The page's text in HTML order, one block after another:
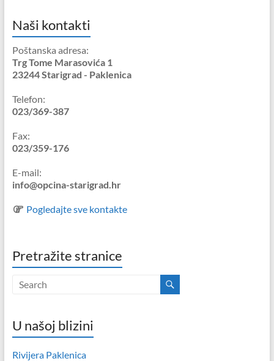
Naši kontakti
Poštanska adresa:
Trg Tome Marasovića 1
23244 Starigrad - Paklenica
Telefon:
023/369-387
Fax:
023/359-176
E-mail:
info@opcina-starigrad.hr
Pogledajte sve kontakte
Pretražite stranice
U našoj blizini
Rivijera Paklenica